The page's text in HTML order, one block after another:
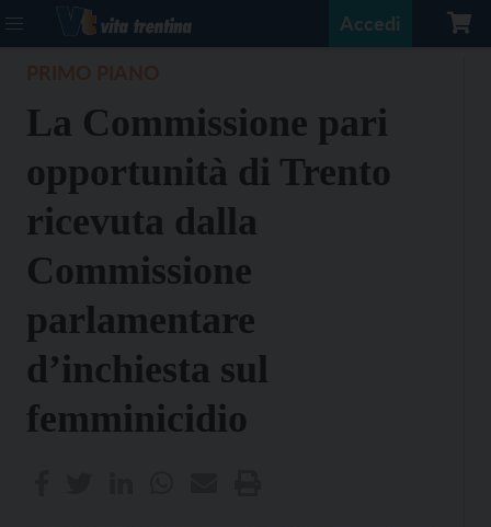
Accedi
La Commissione pari
opportunità di Trento
ricevuta dalla
Commissione
parlamentare
d’inchiesta sul
femminicidio